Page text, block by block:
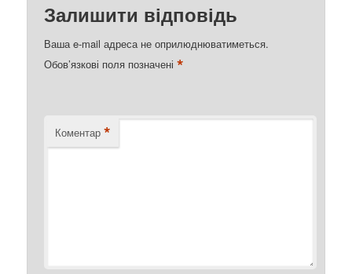
Залишити відповідь
Ваша e-mail адреса не оприлюднюватиметься.
Обов’язкові поля позначені*
Коментар *